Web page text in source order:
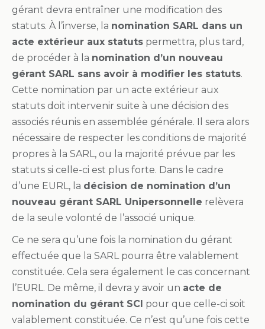
gérant devra entraîner une modification des
statuts. À l’inverse, la nomination SARL dans un
acte extérieur aux statuts permettra, plus tard,
de procéder à la nomination d’un nouveau
gérant SARL sans avoir à modifier les statuts.
Cette nomination par un acte extérieur aux
statuts doit intervenir suite à une décision des
associés réunis en assemblée générale. Il sera alors
nécessaire de respecter les conditions de majorité
propres à la SARL, ou la majorité prévue par les
statuts si celle-ci est plus forte. Dans le cadre
d’une EURL, la décision de nomination d’un
nouveau gérant SARL Unipersonnelle relèvera
de la seule volonté de l’associé unique.
Ce ne sera qu’une fois la nomination du gérant
effectuée que la SARL pourra être valablement
constituée. Cela sera également le cas concernant
l’EURL. De même, il devra y avoir un acte de
nomination du gérant SCI pour que celle-ci soit
valablement constituée. Ce n’est qu’une fois cette